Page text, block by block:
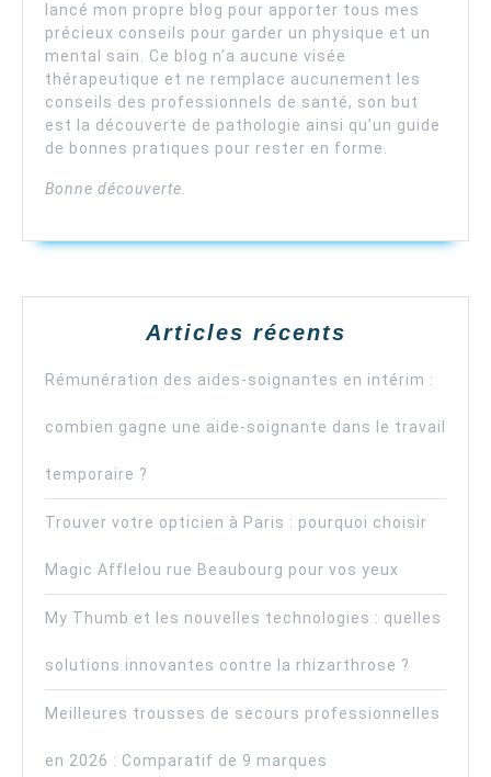
lancé mon propre blog pour apporter tous mes
précieux conseils pour garder un physique et un
mental sain. Ce blog n’a aucune visée
thérapeutique et ne remplace aucunement les
conseils des professionnels de santé, son but
est la découverte de pathologie ainsi qu’un guide
de bonnes pratiques pour rester en forme.
Bonne découverte.
Articles récents
Rémunération des aides-soignantes en intérim :
combien gagne une aide-soignante dans le travail
temporaire ?
Trouver votre opticien à Paris : pourquoi choisir
Magic Afflelou rue Beaubourg pour vos yeux
My Thumb et les nouvelles technologies : quelles
solutions innovantes contre la rhizarthrose ?
Meilleures trousses de secours professionnelles
en 2026 : Comparatif de 9 marques